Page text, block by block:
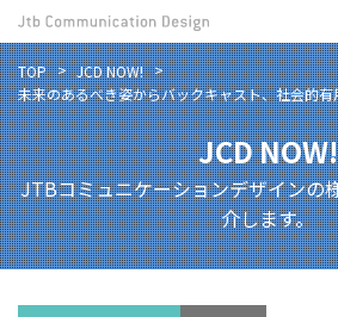
TOP
JCD NOW!
未来のあるべき姿からバックキャスト、社会的
JCD NOW!
JTBコミュニケーションデザインの
介します。